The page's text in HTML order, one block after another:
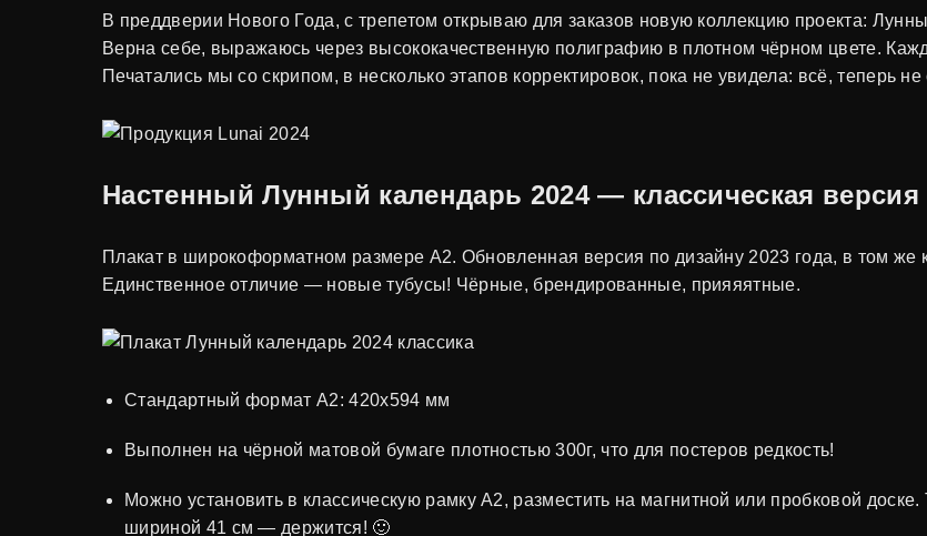
В преддверии Нового Года, с трепетом открываю для заказов новую коллекцию проекта:
Верна себе, выражаюсь через высококачественную полиграфию в плотном чёрном цвете.
Печатались мы со скрипом, в несколько этапов корректировок, пока не увидела: всё, теперь не
Настенный Лунный календарь 2024 — классическая версия
Плакат в широкоформатном размере А2. Обновленная версия по дизайну 2023 года, в том же
Единственное отличие — новые тубусы! Чёрные, брендированные, прияяятные.
Стандартный формат А2: 420х594 мм
Выполнен на чёрной матовой бумаге плотностью 300г, что для постеров редкость!
Можно установить в классическую рамку А2, разместить на магнитной или пробковой
шириной 41 см — держится! 🙂